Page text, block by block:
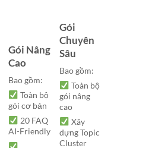
Gói Nâng
Cao
Bao gồm:
Toàn bộ
gói cơ bản
20 FAQ
AI-Friendly
Gói
Chuyên
Sâu
Bao gồm:
Toàn bộ
gói nâng
cao
Xây
dựng Topic
Cluster